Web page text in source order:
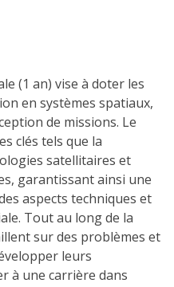
(1 an) vise à doter les
en systèmes spatiaux,
de missions. Le
clés tels que la
satellitaires et
garantissant ainsi une
aspects techniques et
Tout au long de la
sur des problèmes et
leurs
à une carrière dans